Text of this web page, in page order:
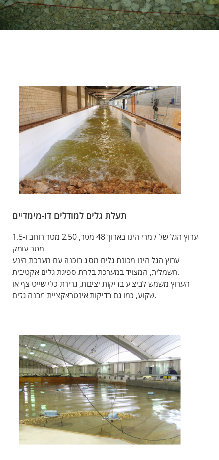
תעלת גלים למודלים דו-מימדיים
ערוץ הגל של קמרי הינו בארוך 48 מטר, 2.50 מטר רוחב ו-1.5
מטר עומק.
ערוץ הגל הינו מכונת גלים מסוג בוכנה עם מערכת הינע
חשמלית, המצויד במערכת בקרת ספיגת גלים אקטיבית.
הערוץ משמש לביצוע בדיקות יציבות, גרירת כלי שייט צף או
שקוע, כמו גם בדיקות אינטראקציית מבנה גלים.